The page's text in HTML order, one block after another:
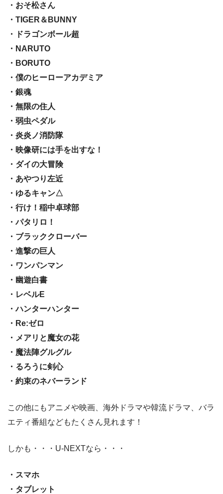
・おそ松さん
・TIGER＆BUNNY
・ドラゴンボール超
・NARUTO
・BORUTO
・僕のヒーローアカデミア
・銀魂
・無限の住人
・弱虫ペダル
・炎炎ノ消防隊
・映像研には手を出すな！
・ダイの大冒険
・あやつり左近
・ゆるキャン△
・行け！稲中卓球部
・パタリロ！
・ブラッククローバー
・進撃の巨人
・ワンパンマン
・幽遊白書
・レベルE
・ハンターハンター
・Re:ゼロ
・メアリと魔女の花
・魔法陣グルグル
・るろうに剣心
・約束のネバーランド
この他にもアニメや映画、海外ドラマや韓流ドラマ、バラ
エティ番組などもたくさん見れます！
しかも・・・U-NEXTなら・・・
・スマホ
・タブレット